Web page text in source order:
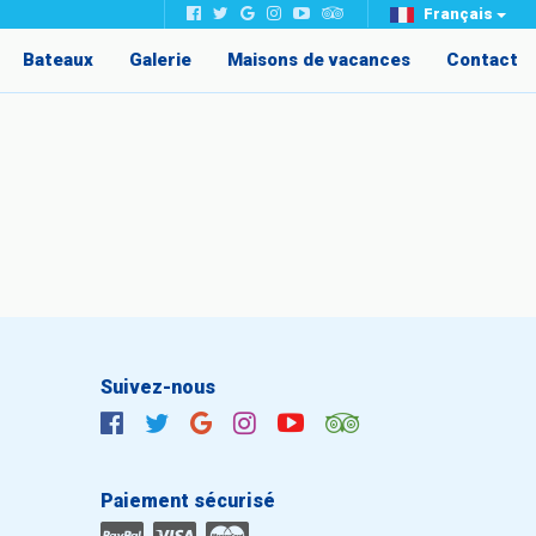
Français
Bateaux Galerie Maisons de vacances Contact
Suivez-nous
Paiement sécurisé